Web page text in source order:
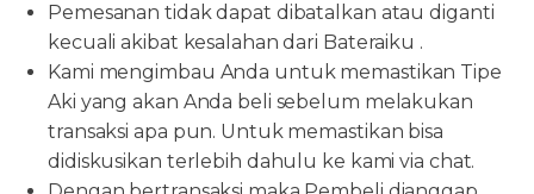
Pemesanan tidak dapat dibatalkan atau diganti
kecuali akibat kesalahan dari Bateraiku .
Kami mengimbau Anda untuk memastikan Tipe
Aki yang akan Anda beli sebelum melakukan
transaksi apa pun. Untuk memastikan bisa
didiskusikan terlebih dahulu ke kami via chat.